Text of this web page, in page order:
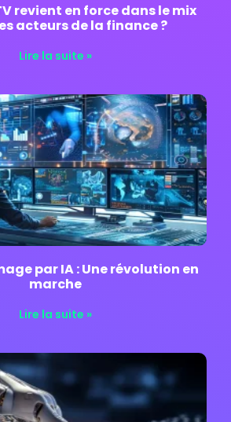
revient en force dans le mix
acteurs de la finance ?
Lire la suite »
par IA : Une révolution en
marche
Lire la suite »